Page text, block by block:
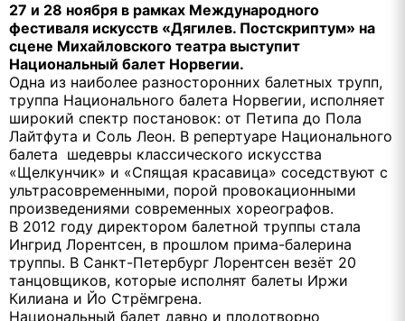
27 и 28 ноября в рамках Международного
фестиваля искусств «Дягилев. Постскриптум» на
сцене Михайловского театра выступит
Национальный балет Норвегии.
Одна из наиболее разносторонних балетных трупп,
труппа Национального балета Норвегии, исполняет
широкий спектр постановок: от Петипа до Пола
Лайтфута и Соль Леон. В репертуаре Национального
балета шедевры классического искусства
«Щелкунчик» и «Спящая красавица» соседствуют с
ультрасовременными, порой провокационными
произведениями современных хореографов.
В 2012 году директором балетной труппы стала
Ингрид Лорентсен, в прошлом прима-балерина
труппы. В Санкт-Петербург Лорентсен везёт 20
танцовщиков, которые исполнят балеты Иржи
Килиана и Йо Стрёмгрена.
Национальный балет давно и плодотворно